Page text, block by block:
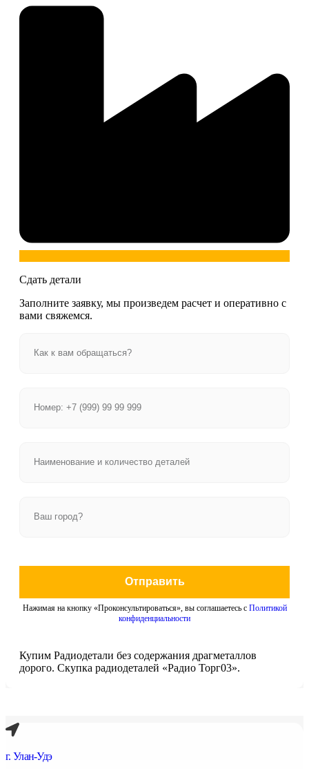
Сдать детали
Заполните заявку, мы произведем расчет и оперативно с
вами свяжемся.
Отправить
Нажимая на кнопку «Проконсультироваться», вы соглашаетесь с Политикой
конфиденциальности
Купим Радиодетали без содержания драгметаллов
дорого. Скупка радиодеталей «Радио Торг03».
г. Улан-Удэ